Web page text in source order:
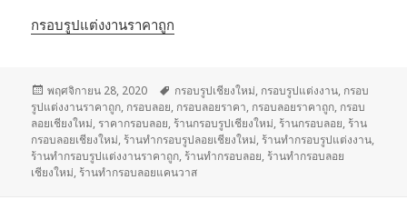
กรอบรูปแต่งงานราคาถูก
เขียน
เมื่อ
พฤศจิกายน 28, 2020
ป้าย
กำกับ
กรอบรูปเชียงใหม่, กรอบรูปแต่งงาน, กรอบ
รูปแต่งงานราคาถูก, กรอบลอย, กรอบลอยราคา, กรอบลอยราคาถูก, กรอบ
ลอยเชียงใหม่, ราคากรอบลอย, ร้านกรอบรูปเชียงใหม่, ร้านกรอบลอย, ร้าน
กรอบลอยเชียงใหม่, ร้านทำกรอบรูปลอยเชียงใหม่, ร้านทำกรอบรูปแต่งงาน,
ร้านทำกรอบรูปแต่งงานราคาถูก, ร้านทำกรอบลอย, ร้านทำกรอบลอย
เชียงใหม่, ร้านทำกรอบลอยแคนวาส